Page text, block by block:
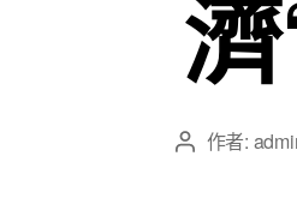
文 作者: